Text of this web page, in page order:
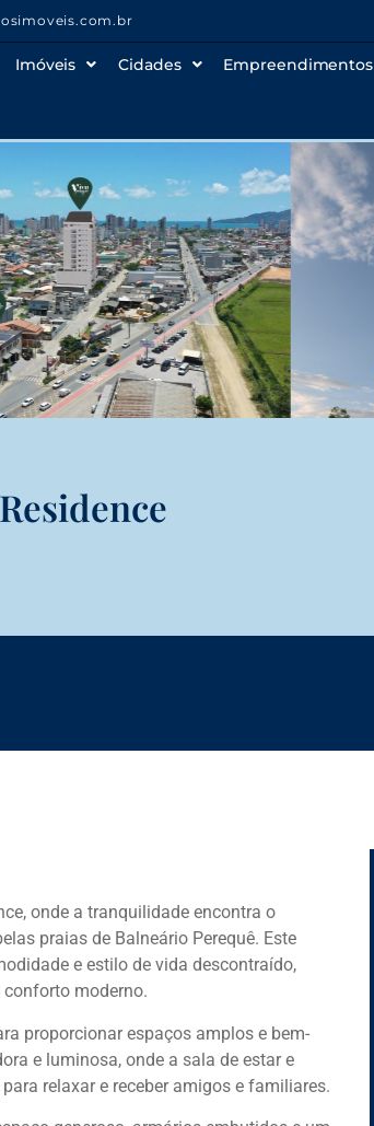
Imóveis Cidades Empreendimentos
onde a tranquilidade encontra o
praias de Balneário Perequê. Este
e estilo de vida descontraído,
moderno.
proporcionar espaços amplos e bem-
e luminosa, onde a sala de estar e
relaxar e receber amigos e familiares.